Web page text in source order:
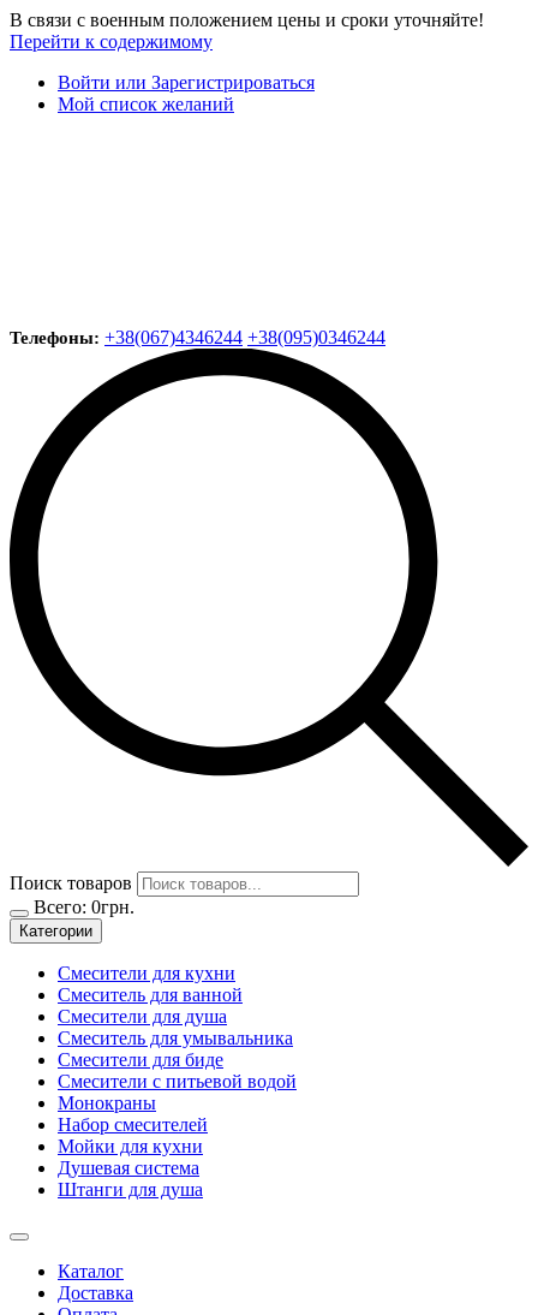
В связи с военным положением цены и сроки уточняйте!
Перейти к содержимому
Войти или Зарегистрироваться
Мой список желаний
Телефоны: +38(067)4346244 +38(095)0346244
Поиск товаров
Всего: 0грн.
Категории
Смесители для кухни
Смеситель для ванной
Смесители для душа
Смеситель для умывальника
Смесители для биде
Смесители с питьевой водой
Монокраны
Набор смесителей
Мойки для кухни
Душевая система
Штанги для душа
Каталог
Доставка